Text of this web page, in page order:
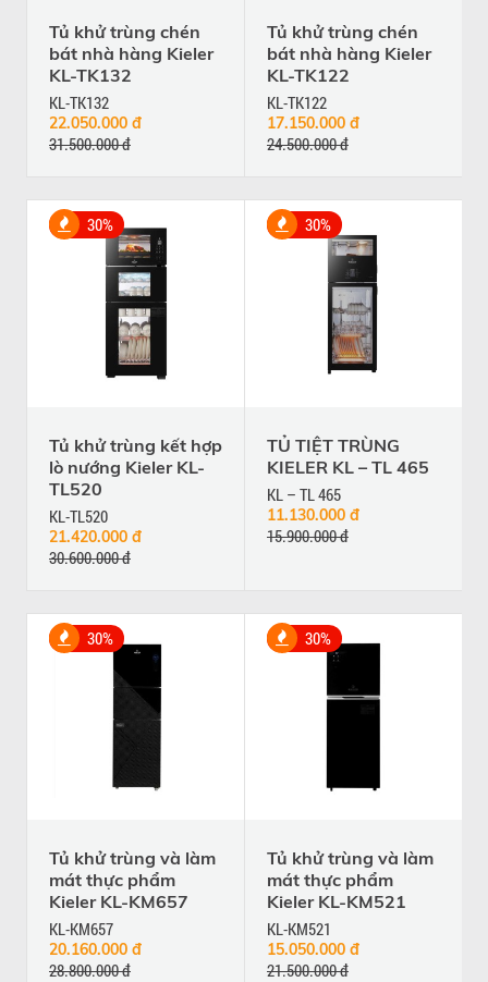
Tủ khử trùng chén
bát nhà hàng Kieler
KL-TK132
KL-TK132
22.050.000 đ
31.500.000 đ
Tủ khử trùng chén
bát nhà hàng Kieler
KL-TK122
KL-TK122
17.150.000 đ
24.500.000 đ
30%
Tủ khử trùng kết hợp
lò nướng Kieler KL-
TL520
KL-TL520
21.420.000 đ
30.600.000 đ
30%
TỦ TIỆT TRÙNG
KIELER KL – TL 465
KL – TL 465
11.130.000 đ
15.900.000 đ
30%
Tủ khử trùng và làm
mát thực phẩm
Kieler KL-KM657
KL-KM657
20.160.000 đ
28.800.000 đ
30%
Tủ khử trùng và làm
mát thực phẩm
Kieler KL-KM521
KL-KM521
15.050.000 đ
21.500.000 đ